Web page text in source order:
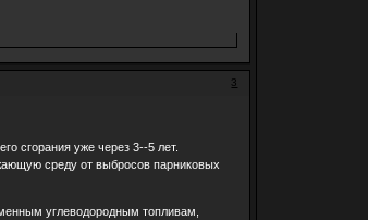
3
сгорания уже через 3--5 лет.
среду от выбросов парниковых
углеводородным топливам,